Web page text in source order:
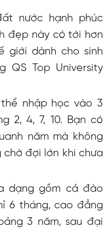
nước hạnh phúc
đẹp này có tới hơn
giới dành cho sinh
QS Top University
nhập học vào 3
2, 4, 7, 10. Bạn có
năm mà không
đợi lớn khi chưa
dạng gồm cả đào
6 tháng, cao đẳng
3 năm, sau đại